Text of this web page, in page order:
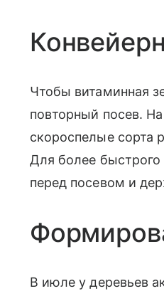
Чтобы витаминная
повторный посев.
скороспелые сорта
Для более
перед посевом и
В июле у деревьев